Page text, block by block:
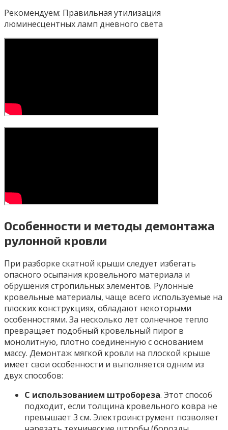
Рекомендуем: Правильная утилизация
люминесцентных ламп дневного света
Особенности и методы демонтажа
рулонной кровли
При разборке скатной крыши следует избегать
опасного осыпания кровельного материала и
обрушения стропильных элементов. Рулонные
кровельные материалы, чаще всего используемые на
плоских конструкциях, обладают некоторыми
особенностями. За несколько лет солнечное тепло
превращает подобный кровельный пирог в
монолитную, плотно соединенную с основанием
массу. Демонтаж мягкой кровли на плоской крыше
имеет свои особенности и выполняется одним из
двух способов:
С использованием штробореза. Этот способ
подходит, если толщина кровельного ковра не
превышает 3 см. Электроинструмент позволяет